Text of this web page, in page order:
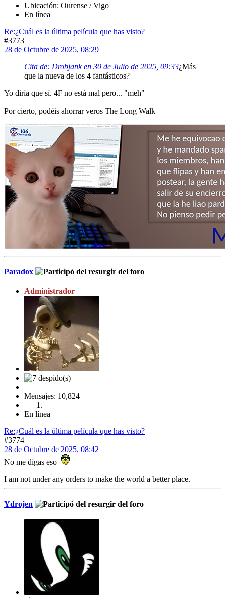
Ubicación: Ourense / Vigo
En línea
Re:¿Cuál es la última película que has visto?
#3773
28 de Octubre de 2025, 08:29
Cita de: Drobjank en 30 de Julio de 2025, 09:33¿Más
que la nueva de los 4 fantásticos?
Yo diría que sí. 4F no está mal pero... "meh"
Por cierto, podéis ahorrar veros The Long Walk
Paradox
Administrador
Mensajes: 10,824
En línea
Re:¿Cuál es la última película que has visto?
#3774
28 de Octubre de 2025, 08:42
No me digas eso
I am not under any orders to make the world a better place.
Ydrojen